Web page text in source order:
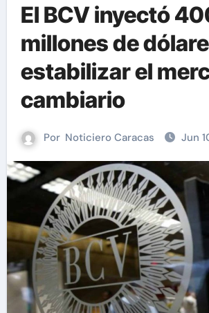
El BCV inyectó
millones de
estabilizar el
cambiario
Por Noticiero Caracas Jun